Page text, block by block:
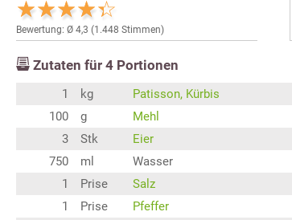
Bewertung: Ø 4,3 (1.448 Stimmen)
Zutaten für 4 Portionen
1 kg
Patisson, Kürbis
100
g
Mehl
3
Stk
Eier
750
ml
Wasser
1
Prise
Salz
1
Prise
Pfeffer